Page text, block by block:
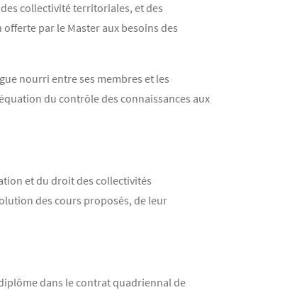
collectivité territoriales, et des
par le Master aux besoins des
nourri entre ses membres et les
du contrôle des connaissances aux
et du droit des collectivités
des cours proposés, de leur
dans le contrat quadriennal de